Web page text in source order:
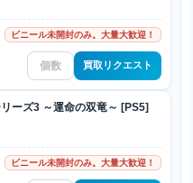
ビニール未開封のみ。大量大歓迎！
買取リクエスト
ーズ3 ～運命の双竜～ [PS5]
ビニール未開封のみ。大量大歓迎！